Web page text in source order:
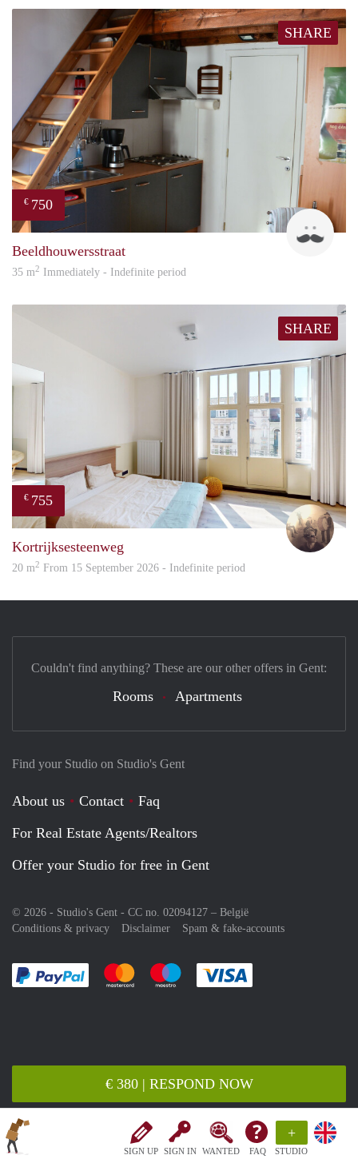
SIGN UP SIGN IN WANTED FAQ
+
STUDIO
€ 380 | RESPOND NOW
SHARE
€ 750
Beeldhouwersstraat
35 m2 Immediately - Indefinite period
SHARE
€ 755
Kortrijksesteenweg
20 m2 From 15 September 2026 - Indefinite period
Find your Studio on Studio's Gent
About us Contact
Faq
For Real Estate Agents/Realtors
Offer your Studio for free in Gent
© 2026 - Studio's Gent - CC no. 02094127 – België
Conditions & privacy
Disclaimer Spam & fake-accounts
Pay easily with :payment method
Pay easily with :payment method
Pay easily with :payment method
Couldn't find anything? These are our other offers in Gent:
Rooms Apartments